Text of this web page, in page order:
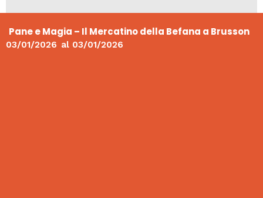
Pane e Magia – Il Mercatino della Befana a Brusson
03/01/2026 al 03/01/2026